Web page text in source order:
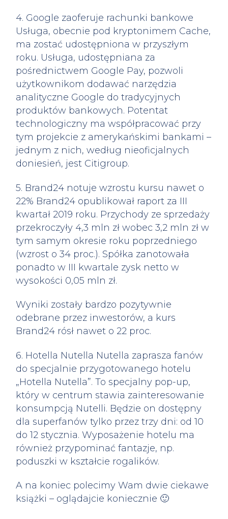
4. Google zaoferuje rachunki bankowe
Usługa, obecnie pod kryptonimem Cache,
ma zostać udostępniona w przyszłym
roku. Usługa, udostępniana za
pośrednictwem Google Pay, pozwoli
użytkownikom dodawać narzędzia
analityczne Google do tradycyjnych
produktów bankowych. Potentat
technologiczny ma współpracować przy
tym projekcie z amerykańskimi bankami –
jednym z nich, według nieoficjalnych
doniesień, jest Citigroup.
5. Brand24 notuje wzrostu kursu nawet o
22% Brand24 opublikował raport za III
kwartał 2019 roku. Przychody ze sprzedaży
przekroczyły 4,3 mln zł wobec 3,2 mln zł w
tym samym okresie roku poprzedniego
(wzrost o 34 proc.). Spółka zanotowała
ponadto w III kwartale zysk netto w
wysokości 0,05 mln zł.
Wyniki zostały bardzo pozytywnie
odebrane przez inwestorów, a kurs
Brand24 rósł nawet o 22 proc.
6. Hotella Nutella Nutella zaprasza fanów
do specjalnie przygotowanego hotelu
„Hotella Nutella”. To specjalny pop-up,
który w centrum stawia zainteresowanie
konsumpcją Nutelli. Będzie on dostępny
dla superfanów tylko przez trzy dni: od 10
do 12 stycznia. Wyposażenie hotelu ma
również przypominać fantazje, np.
poduszki w kształcie rogalików.
A na koniec polecimy Wam dwie ciekawe
książki – oglądajcie koniecznie 🙂